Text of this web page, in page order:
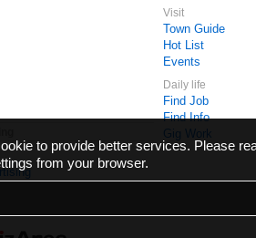
Visit
Town Guide
Hot List
Events
Daily life
Find Job
Find Info
Gig Work
to provide better services. Please
from your browser.